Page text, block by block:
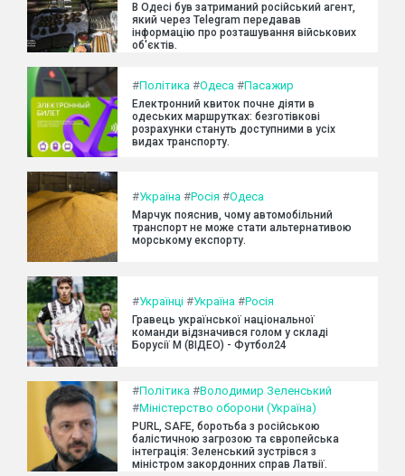
В Одесі був затриманий російський агент,
який через Telegram передавав
інформацію про розташування військових
об'єктів.
#Політика #Одеса #Пасажир
Електронний квиток почне діяти в
одеських маршрутках: безготівкові
розрахунки стануть доступними в усіх
видах транспорту.
#Україна #Росія #Одеса
Марчук пояснив, чому автомобільний
транспорт не може стати альтернативою
морському експорту.
#Українці #Україна #Росія
Гравець української національної
команди відзначився голом у складі
Борусії М (ВІДЕО) - Футбол24
#Політика #Володимир Зеленський
#Міністерство оборони (Україна)
PURL, SAFE, боротьба з російською
балістичною загрозою та європейська
інтеграція: Зеленський зустрівся з
міністром закордонних справ Латвії.